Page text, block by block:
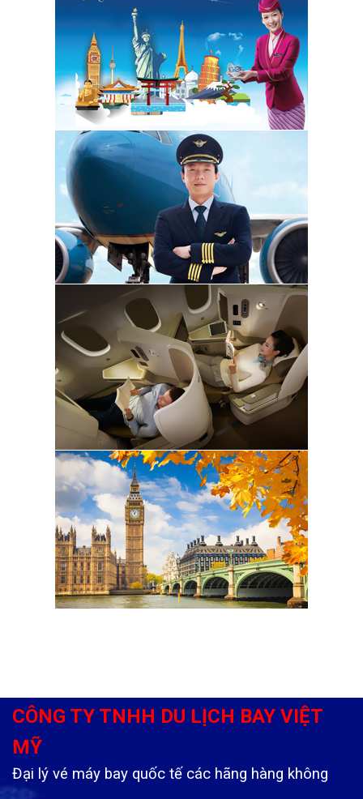
CÔNG TY TNHH DU LỊCH BAY VIỆT
MỸ
Đại lý vé máy bay quốc tế các hãng hàng không